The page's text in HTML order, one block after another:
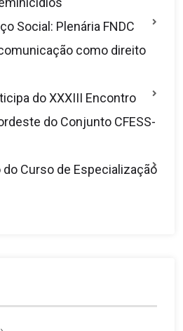
Social: Plenária FNDC
como direito
do XXXIII Encontro
do Conjunto CFESS-
Curso de Especialização